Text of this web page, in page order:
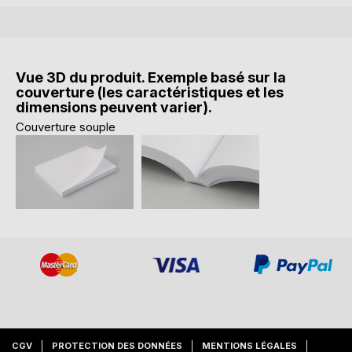
Vue 3D du produit. Exemple basé sur la
couverture (les caractéristiques et les
dimensions peuvent varier).
Couverture souple
CGV PROTECTION DES DONNÉES MENTIONS LÉGALES